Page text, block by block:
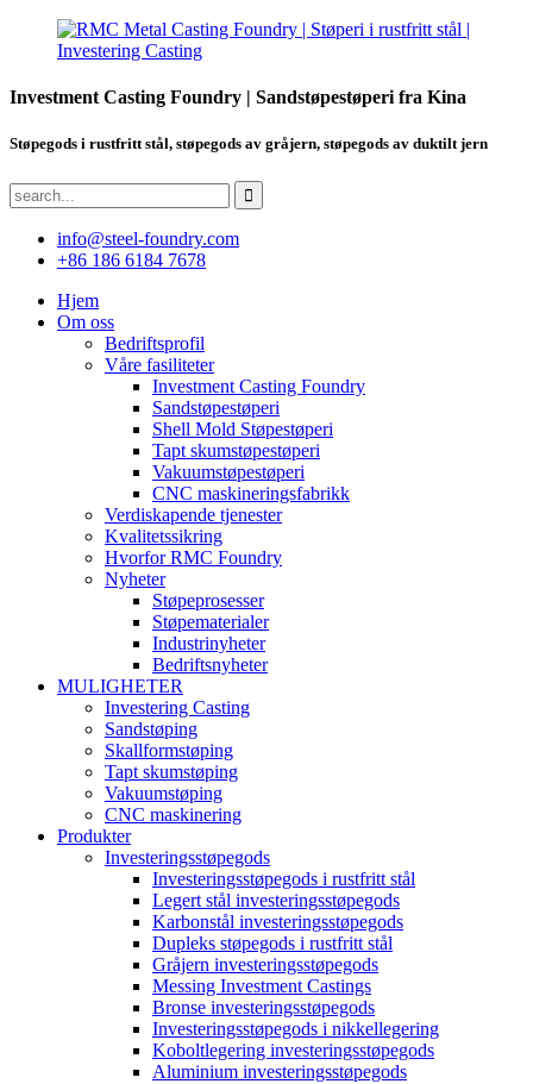
Investment Casting Foundry | Sandstøpestøperi fra Kina
Støpegods i rustfritt stål, støpegods av gråjern, støpegods av duktilt jern
info@steel-foundry.com
+86 186 6184 7678
Hjem
Om oss
Bedriftsprofil
Våre fasiliteter
Investment Casting Foundry
Sandstøpestøperi
Shell Mold Støpestøperi
Tapt skumstøpestøperi
Vakuumstøpestøperi
CNC maskineringsfabrikk
Verdiskapende tjenester
Kvalitetssikring
Hvorfor RMC Foundry
Nyheter
Støpeprosesser
Støpematerialer
Industrinyheter
Bedriftsnyheter
MULIGHETER
Investering Casting
Sandstøping
Skallformstøping
Tapt skumstøping
Vakuumstøping
CNC maskinering
Produkter
Investeringsstøpegods
Investeringsstøpegods i rustfritt stål
Legert stål investeringsstøpegods
Karbonstål investeringsstøpegods
Dupleks støpegods i rustfritt stål
Gråjern investeringsstøpegods
Messing Investment Castings
Bronse investeringsstøpegods
Investeringsstøpegods i nikkellegering
Koboltlegering investeringsstøpegods
Aluminium investeringsstøpegods